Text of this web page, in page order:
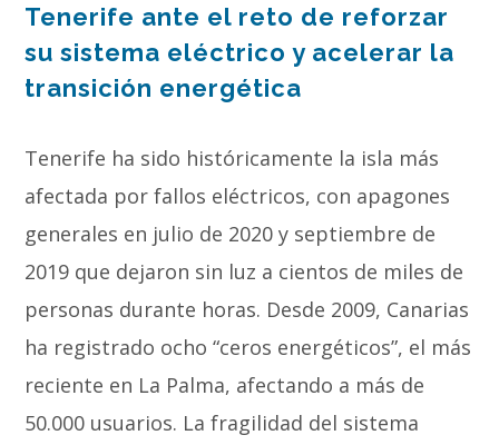
audio
Tenerife ante el reto de reforzar
su sistema eléctrico y acelerar la
transición energética
Tenerife ha sido históricamente la isla más
afectada por fallos eléctricos, con apagones
generales en julio de 2020 y septiembre de
2019 que dejaron sin luz a cientos de miles de
personas durante horas. Desde 2009, Canarias
ha registrado ocho “ceros energéticos”, el más
reciente en La Palma, afectando a más de
50.000 usuarios. La fragilidad del sistema